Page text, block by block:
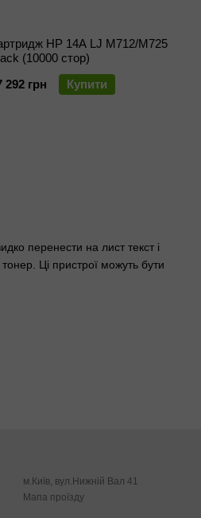
перенести на лист текст і
Ці пристрої можуть бути
якості. Швидкісні
HP 14A LJ M712/M725
(10000 стор)
292 грн
Купити
м.Київ, вул.Нижній Вал 41
Мапа проїзду